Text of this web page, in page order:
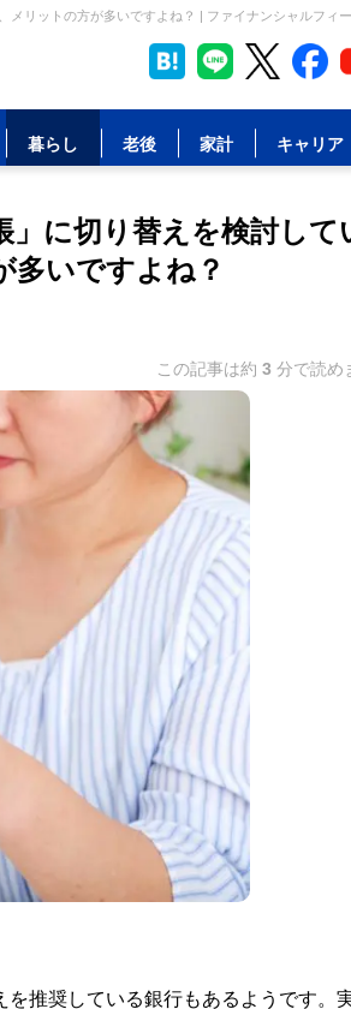
メリットの方が多いですよね？ | ファイナンシャルフィ
暮らし 老後 家計 キャリア
」に切り替えを検討して
多いですよね？
この記事は約 3 分で読め
推奨している銀行もあるようです。